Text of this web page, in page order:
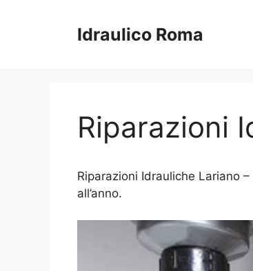
Idraulico Roma
Riparazioni
Riparazioni Idrauliche Lariano
all’anno.